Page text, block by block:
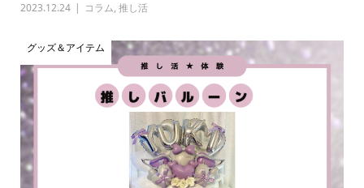
2023.12.24 コラム, 推し活
グッズ＆アイテム